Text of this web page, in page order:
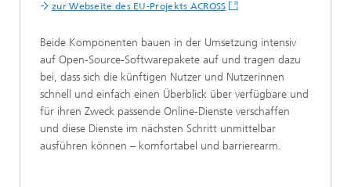
zur Webseite des EU-Projekts ACROSS
Beide Komponenten bauen in der Umsetzung intensiv
auf Open-Source-Softwarepakete auf und tragen dazu
bei, dass sich die künftigen Nutzer und Nutzerinnen
schnell und einfach einen Überblick über verfügbare und
für ihren Zweck passende Online-Dienste verschaffen
und diese Dienste im nächsten Schritt unmittelbar
ausführen können – komfortabel und barrierearm.